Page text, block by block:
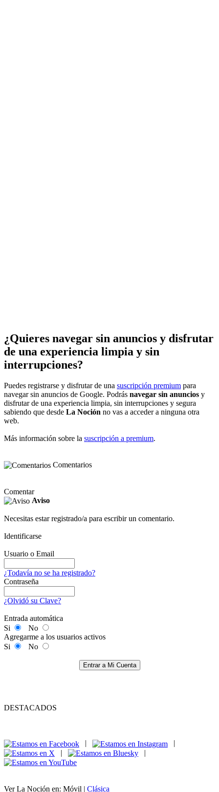
¿Quieres navegar sin anuncios y disfrutar
de una experiencia limpia y sin
interrupciones?
Puedes registrarse y disfrutar de una suscripción premium para
navegar sin anuncios de Google. Podrás navegar sin anuncios y
disfrutar de una experiencia limpia, sin interrupciones y segura
sabiendo que desde La Noción no vas a acceder a ninguna otra
web.
Más información sobre la suscripción a premium.
Comentarios
Comentar
Aviso
Necesitas estar registrado/a para escribir un comentario.
Identificarse
Usuario o Email
¿Todavía no se ha registrado?
Contraseña
¿Olvidó su Clave?
Entrada automática
Si
No
Agregarme a los usuarios activos
Si
No
Entrar a Mi Cuenta
DESTACADOS
|
|
Ver La Noción en: Móvil | Clásica